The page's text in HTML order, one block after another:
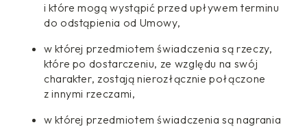
i które mogą wystąpić przed upływem terminu
do odstąpienia od Umowy,
w której przedmiotem świadczenia są rzeczy,
które po dostarczeniu, ze względu na swój
charakter, zostają nierozłącznie połączone
z innymi rzeczami,
w której przedmiotem świadczenia są nagrania